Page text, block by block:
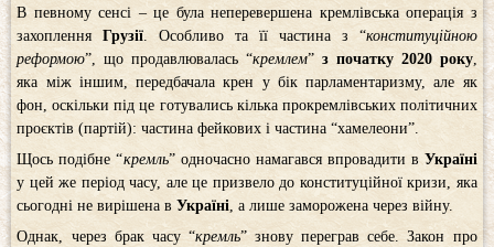
В певному сенсі – це була неперевершена кремлівська операція з
захопленняГрузії . Особливо та її частина з “конституційною
реформою”, що продавлювалась “кремлем” з початку 2020 року,
яка між іншим, передбачала крен у бік парламентаризму, але як
фон, оскільки під це готувались кілька прокремлівських політичних
проєктів (партій): частина фейкових і частина “хамелеони”.
Щось подібне “кремль” одночасно намагався впровадити в Україні
у цей же період часу, але це призвело до конституційної кризи, яка
сьогодні не вирішена вУкраїні , а лише заморожена через війну.
Однак, через брак часу “кремль” знову переграв себе. Закон про